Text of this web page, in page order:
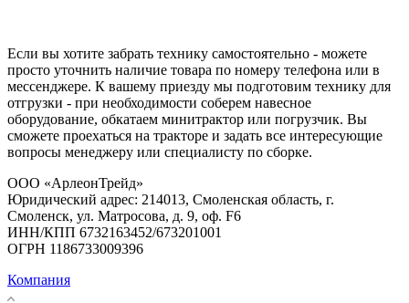
Если вы хотите забрать технику самостоятельно - можете
просто уточнить наличие товара по номеру телефона или в
мессенджере. К вашему приезду мы подготовим технику для
отгрузки - при необходимости соберем навесное
оборудование, обкатаем минитрактор или погрузчик. Вы
сможете проехаться на тракторе и задать все интересующие
вопросы менеджеру или специалисту по сборке.
ООО «АрлеонТрейд»
Юридический адрес: 214013, Смоленская область, г.
Смоленск, ул. Матросова, д. 9, оф. F6
ИНН/КПП 6732163452/673201001
ОГРН 1186733009396
Компания